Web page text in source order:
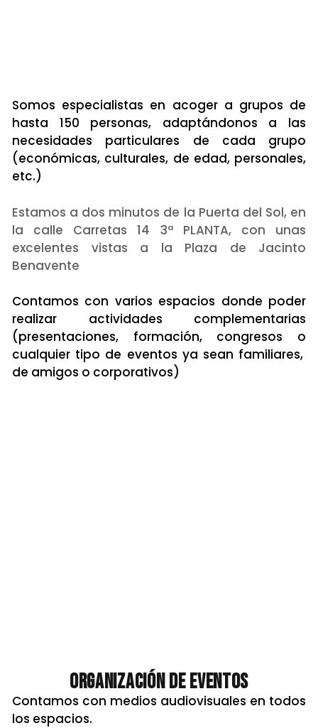
Somos especialistas en acoger a grupos de
hasta 150 personas, adaptándonos a las
necesidades particulares de cada grupo
(económicas, culturales, de edad, personales,
etc.)
Estamos a dos minutos de la Puerta del Sol, en
la calle Carretas 14 3ª PLANTA, con unas
excelentes vistas a la Plaza de Jacinto
Benavente
Contamos con varios espacios donde poder
realizar actividades complementarias
(presentaciones, formación, congresos o
cualquier tipo de eventos ya sean familiares,
de amigos o corporativos)
Organización de eventos
Contamos con medios audiovisuales en todos
los espacios.